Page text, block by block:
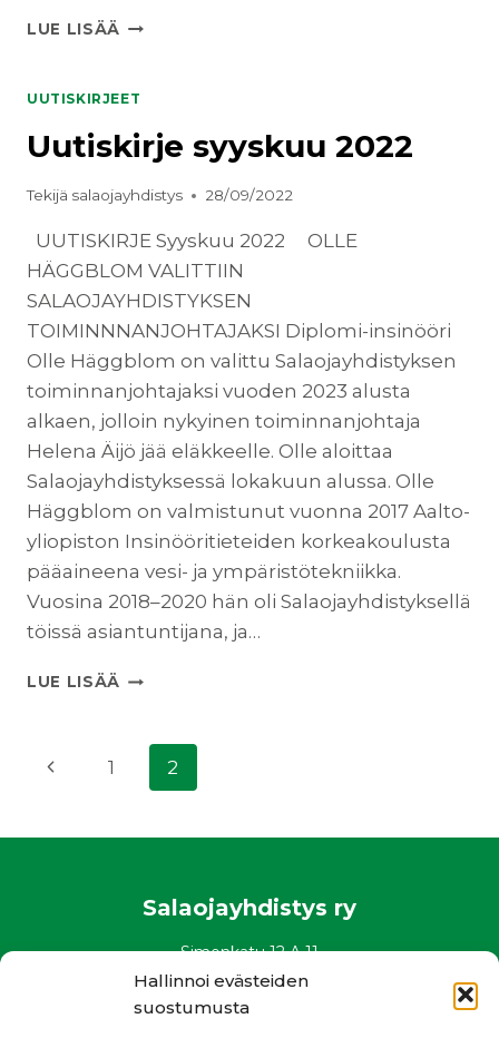
Hallinnoi evästeiden
suostumusta
LUE LISÄÄ UUTISKIRJE
UUTISKIRJEET
Uutiskirje syyskuu 2022
Tekijä salaojayhdistys 28/09/2022
UUTISKIRJE Syyskuu 2022 OLLE
HÄGGBLOM VALITTIIN
SALAOJAYHDISTYKSEN
TOIMINNNANJOHTAJAKSI Diplomi-insinööri
Olle Häggblom on valittu Salaojayhdistyksen
toiminnanjohtajaksi vuoden 2023 alusta
alkaen, jolloin nykyinen toiminnanjohtaja
Helena Äijö jää eläkkeelle. Olle aloittaa
Salaojayhdistyksessä lokakuun alussa. Olle
Häggblom on valmistunut vuonna 2017 Aalto-
yliopiston Insinööritieteiden korkeakoulusta
pääaineena vesi- ja ympäristötekniikka.
Vuosina 2018–2020 hän oli Salaojayhdistyksellä
töissä asiantuntijana, ja…
LUE LISÄÄ UUTISKIRJE
Sivunavigointi
Edellinen
1 2
Salaojayhdistys ry
Simonkatu 12 A 11
00100 Helsinki
puh. 0400 882 136